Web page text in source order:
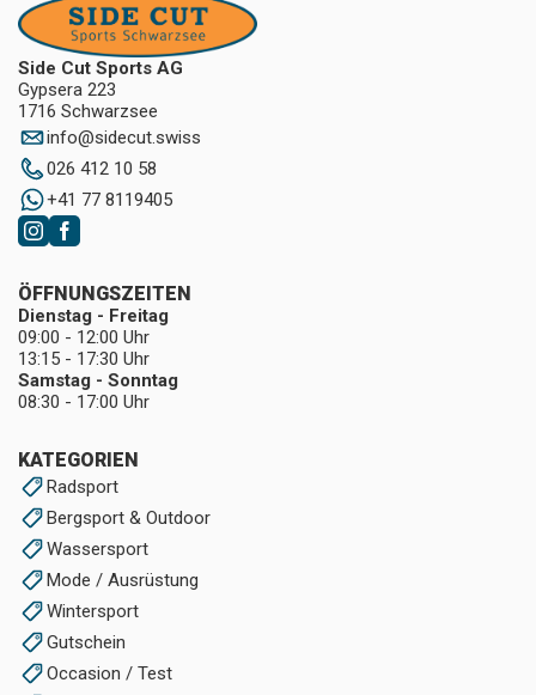
Side Cut Sports AG
Gypsera 223
1716 Schwarzsee
info@sidecut.swiss
026 412 10 58
+41 77 8119405
KATEGORIEN
Radsport
Bergsport & Outdoor
Wassersport
Mode / Ausrüstung
Wintersport
Gutschein
Occasion / Test
ÖFFNUNGSZEITEN
Dienstag - Freitag
09:00 - 12:00 Uhr
13:15 - 17:30 Uhr
Samstag - Sonntag
08:30 - 17:00 Uhr